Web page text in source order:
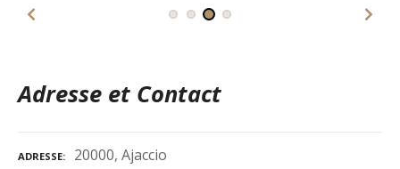
Adresse et Contact
ADRESSE 20000, Ajaccio